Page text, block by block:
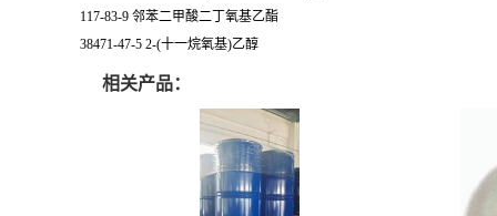
117-83-9 邻苯二甲酸二丁氧基乙酯
38471-47-5 2-(十一烷氧基)乙醇
相关产品：